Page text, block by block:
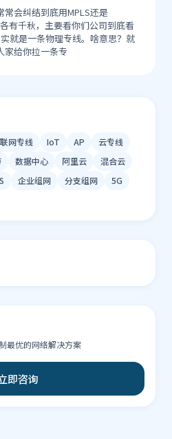
会纠结到底用MPLS还是
有千秋，主要看你们公司到底看
就是一条物理专线。啥意思？就
家给你拉一条专
网专线 IoT AP
云专线
数据中心 阿里云
混合云
企业组网 分支组网
5G
最优的网络解决方案
即咨询